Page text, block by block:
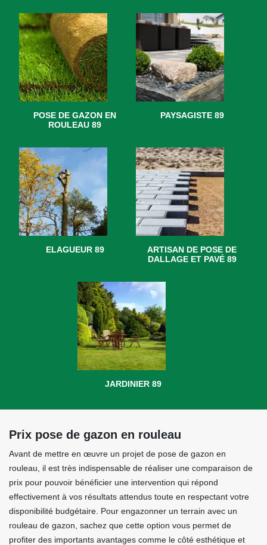
POSE DE GAZON EN
ROULEAU 89
PAYSAGISTE 89
ELAGUEUR 89
ARTISAN DE POSE DE
DALLAGE ET PAVÉ 89
JARDINIER 89
Prix pose de gazon en rouleau
Avant de mettre en œuvre un projet de pose de gazon en
rouleau, il est très indispensable de réaliser une comparaison de
prix pour pouvoir bénéficier une intervention qui répond
effectivement à vos résultats attendus toute en respectant votre
disponibilité budgétaire. Pour engazonner un terrain avec un
rouleau de gazon, sachez que cette option vous permet de
profiter des importants avantages comme le côté esthétique et